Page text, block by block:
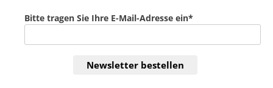
Bitte tragen Sie Ihre E-Mail-Adresse ein*
Newsletter bestellen